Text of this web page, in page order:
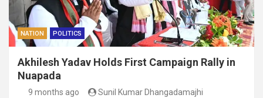
NATION POLITICS
Akhilesh Yadav Holds First Campaign Rally in
Nuapada
9 months ago Sunil Kumar Dhangadamajhi